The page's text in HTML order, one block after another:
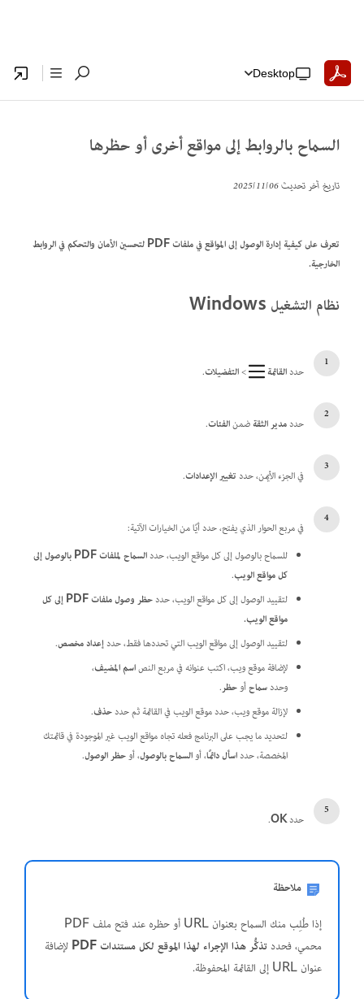
Desktop
السماح بالروابط إلى مواقع أخرى أو حظرها
تاريخ آخر تحديث06‏/11‏/2025
تعرف على كيفية إدارة الوصول إلى المواقع في ملفات PDF لتحسين الأمان والتحكم في الروابط
الخارجية.
نظام التشغيل Windows
حددالقائمة >التفضيلات.
حددمدير الثقةضمنالفئات.
في الجزء الأيمن، حددتغيير الإعدادات.
في مربع الحوار الذي يفتح، حدد أيًا من الخيارات الآتية:
للسماح بالوصول إلى كل مواقع الويب، حدد
السماح لملفات PDF بالوصول إلى
كل مواقع الويب.
لتقييد الوصول إلى كل مواقع الويب، حدد
حظر وصول ملفات PDF إلى كل
مواقع الويب.
لتقييد الوصول إلى مواقع الويب التي تحددها فقط، حددإعداد مخصص.
لإضافة موقع ويب، اكتب عنوانه في مربع النصاسم المضيف،
وحددسماحأوحظر.
لإزالة موقع ويب، حدد موقع الويب في القائمة ثم حددحذف.
لتحديد ما يجب على البرنامج فعله تجاه مواقع الويب غير الموجودة في قائمتك
المخصصة، حدداسأل دائمًا، أوالسماح بالوصول، أوحظر الوصول.
حددOK
.
ملاحظة
إذا طُلِب منك السماح بعنوان URL أو حظره عند فتح ملف PDF
محمي، فحددتذكُّر هذا الإجراء لهذا الموقع لكل مستندات PDF
لإضافة
عنوان URL إلى القائمة المحفوظة.